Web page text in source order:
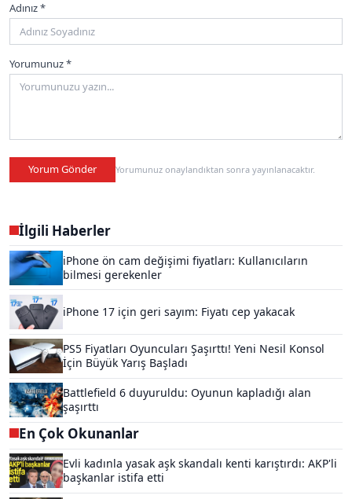
Adınız *
Yorumunuz *
Yorum Gönder Yorumunuz onaylandıktan sonra yayınlanacaktır.
İlgili Haberler
iPhone ön cam değişimi fiyatları: Kullanıcıların
bilmesi gerekenler
iPhone 17 için geri sayım: Fiyatı cep yakacak
PS5 Fiyatları Oyuncuları Şaşırttı! Yeni Nesil Konsol
İçin Büyük Yarış Başladı
Battlefield 6 duyuruldu: Oyunun kapladığı alan
şaşırttı
En Çok Okunanlar
Evli kadınla yasak aşk skandalı kenti karıştırdı: AKP'li
başkanlar istifa etti